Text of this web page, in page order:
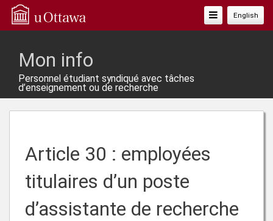
English
Basculer
La
Mon info
Personnel étudiant syndiqué avec tâches
d’enseignement ou de recherche
Article 30 : employées
titulaires d’un poste
d’assistante de recherche